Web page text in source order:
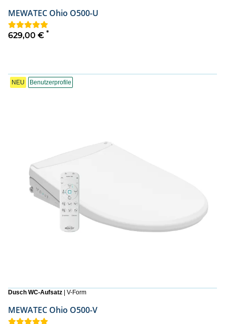
MEWATEC Ohio O500-U
629,00 € *
NEU Benutzerprofile
Dusch WC-Aufsatz | V-Form
MEWATEC Ohio O500-V